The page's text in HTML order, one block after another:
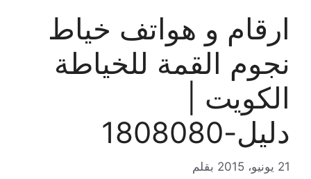
ارقام و هواتف خياط
نجوم القمة للخياطة
الكويت |
دليل-1808080
21 يونيو، 2015 بقلم